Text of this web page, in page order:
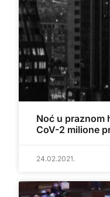
Noć u praznom
CoV-2 milione
24.02.2021.